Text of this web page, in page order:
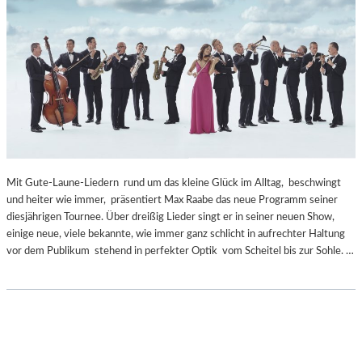
Mit Gute-Laune-Liedern rund um das kleine Glück im Alltag, beschwingt
und heiter wie immer, präsentiert Max Raabe das neue Programm seiner
diesjährigen Tournee. Über dreißig Lieder singt er in seiner neuen Show,
einige neue, viele bekannte, wie immer ganz schlicht in aufrechter Haltung
vor dem Publikum stehend in perfekter Optik vom Scheitel bis zur Sohle. …